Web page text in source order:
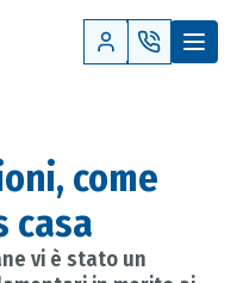
come
casa
vi è stato un